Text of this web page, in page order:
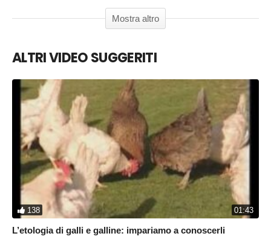
Aiutaci ad aprire le porte degli allevamenti, rendi possibili le
generoso gruppo di sostenitori e sostenitrici raddoppierà la tua
Mostra altro
ALTRI VIDEO SUGGERITI
138 01:43
L’etologia di galli e galline: impariamo a conoscerli